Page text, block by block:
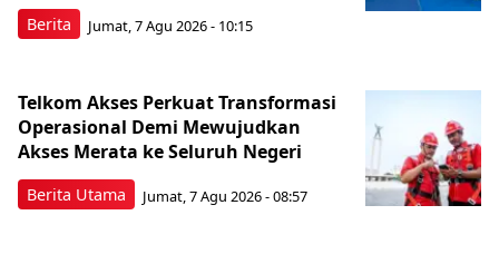
Berita Jumat, 7 Agu 2026 - 10:15
Berita Utama
Telkom Akses Perkuat Transformasi
Operasional Demi Mewujudkan
Akses Merata ke Seluruh Negeri
Jumat, 7 Agu 2026 - 08:57